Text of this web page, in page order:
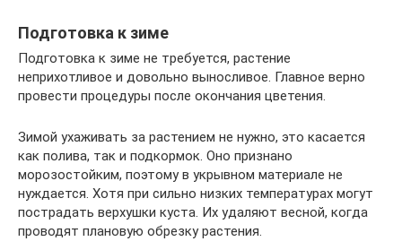
Подготовка к зиме
Подготовка к зиме не требуется, растение
неприхотливое и довольно выносливое. Главное верно
провести процедуры после окончания цветения.
Зимой ухаживать за растением не нужно, это касается
как полива, так и подкормок. Оно признано
морозостойким, поэтому в укрывном материале не
нуждается. Хотя при сильно низких температурах могут
пострадать верхушки куста. Их удаляют весной, когда
проводят плановую обрезку растения.